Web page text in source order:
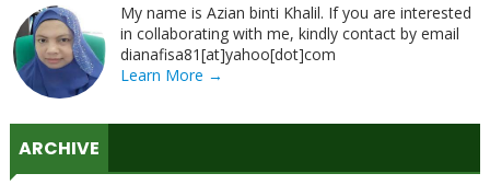
My name is Azian binti Khalil. If you are interested
in collaborating with me, kindly contact by email
dianafisa81[at]yahoo[dot]com
Learn More →
ARCHIVE